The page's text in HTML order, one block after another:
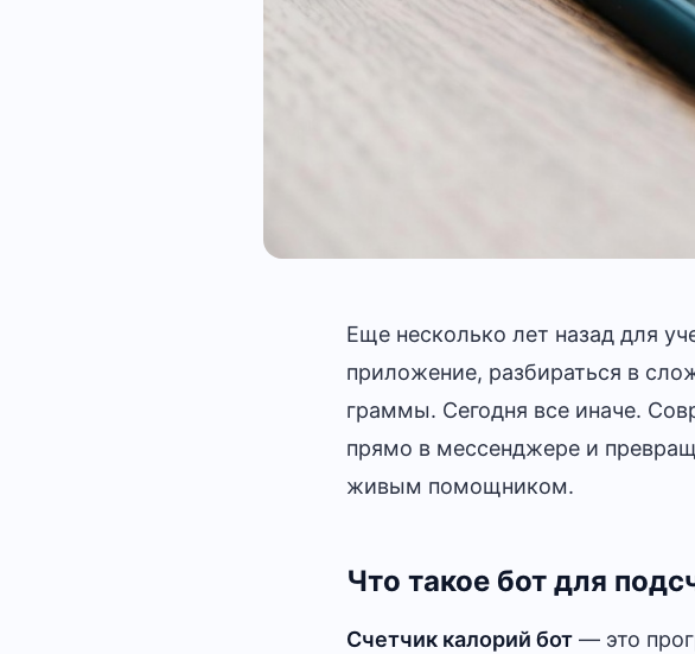
Еще несколько лет назад для
приложение, разбираться в
граммы. Сегодня все иначе.
прямо в мессенджере и
живым помощником.
Что такое бот для
Счетчик калорий бот — это